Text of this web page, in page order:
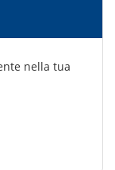
nella tua